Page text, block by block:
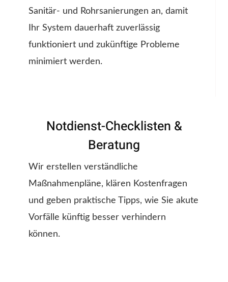
Sanitär- und Rohrsanierungen an, damit
Ihr System dauerhaft zuverlässig
funktioniert und zukünftige Probleme
minimiert werden.
Notdienst-Checklisten &
Beratung
Wir erstellen verständliche
Maßnahmenpläne, klären Kostenfragen
und geben praktische Tipps, wie Sie akute
Vorfälle künftig besser verhindern
können.